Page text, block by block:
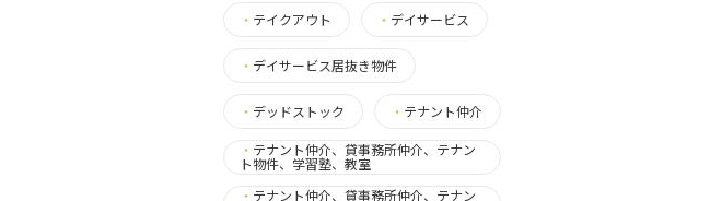
・ テイクアウト ・ デイサービス
・ デイサービス居抜き物件
・ デッドストック ・ テナント仲介
・ テナント仲介、貸事務所仲介、テナン
ト物件、学習塾、教室
・ テナント仲介、貸事務所仲介、テナン